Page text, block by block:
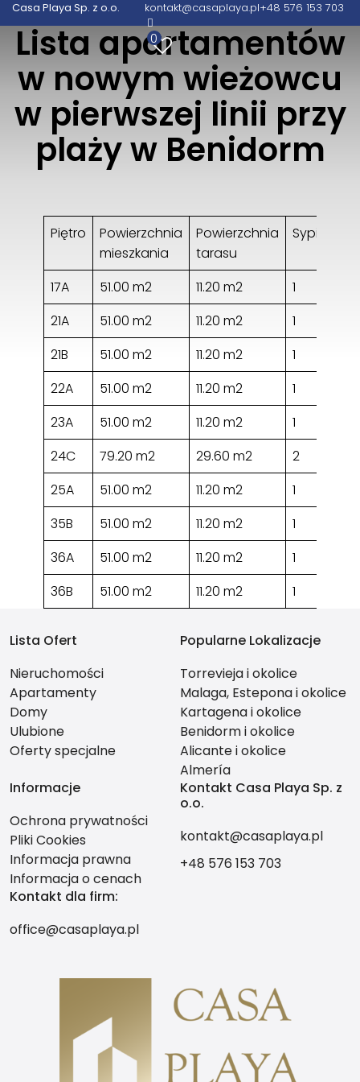
Casa Playa Sp. z o.o. kontakt@casaplaya.pl+48 576 153 703
0
Casa Playa Sp. z o.o.
Wita Stwosza 48/105
02-661 Warszawa
+48 576 153 703
kontakt@casaplaya.pl
Lista apartamentów
w nowym wieżowcu
w pierwszej linii przy
plaży w Benidorm
Piętro
Powierzchnia
mieszkania
Powierzchnia
tarasu
Sypialnie
17A 51.00 m2 11.20 m2
1
21A
51.00 m2 11.20 m2
1
21B
51.00 m2 11.20 m2
1
22A
51.00 m2 11.20 m2
1
23A
51.00 m2 11.20 m2
1
24C
79.20 m2 29.60 m2
2
25A
51.00 m2 11.20 m2
1
35B
51.00 m2 11.20 m2
1
36A
51.00 m2 11.20 m2
1
36B
51.00 m2 11.20 m2 1
Lista Ofert
Nieruchomości
Apartamenty
Domy
Ulubione
Oferty specjalne
Popularne Lokalizacje
Torrevieja i okolice
Malaga, Estepona i okolice
Kartagena i okolice
Benidorm i okolice
Alicante i okolice
Almería
Informacje
Ochrona prywatności
Pliki Cookies
Informacja prawna
Informacja o cenach
Kontakt Casa Playa Sp. z
o.o.
kontakt@casaplaya.pl
+48 576 153 703
Kontakt dla firm:
office@casaplaya.pl